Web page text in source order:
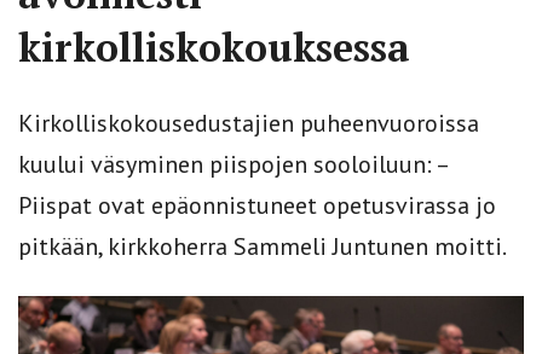
kirkolliskokouksessa
Kirkolliskokousedustajien puheenvuoroissa
kuului väsyminen piispojen sooloiluun: –
Piispat ovat epäonnistuneet opetusvirassa jo
pitkään, kirkkoherra Sammeli Juntunen moitti.